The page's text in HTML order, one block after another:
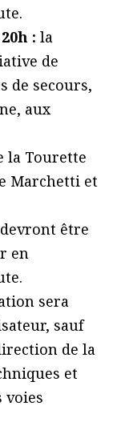
: la
de
de secours,
aux
la Tourette
Marchetti et
être
en
sera
sauf
de la
et
voies